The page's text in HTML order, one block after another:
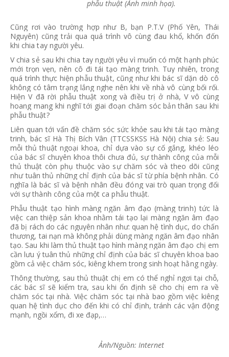
phẫu thuật (Ảnh minh họa).
Cũng rơi vào trường hợp như B, bạn P.T.V (Phố Yên, Thái
Nguyên) cũng trải qua quá trình vô cùng đau khổ, khốn đốn
khi chia tay người yêu.
V chia sẻ sau khi chia tay người yêu vì muốn có một hạnh phúc
mới trọn vẹn, nên cô đi tái tạo màng trinh. Tuy nhiên, trong
quá trình thực hiện phẫu thuật, cũng như khi bác sĩ dặn dò cô
không có tâm trạng lắng nghe nên khi về nhà vô cùng bối rối.
Hiện V đã rời phẫu thuật xong và điều trị ở nhà, V vô cùng
hoang mang khi nghĩ tới giai đoạn chăm sóc bản thân sau khi
phẫu thuật?
Liên quan tới vấn đề chăm sóc sức khỏe sau khi tái tạo màng
trinh, bác sĩ Hà Thị Bích Vân (TTCSSKSS Hà Nội) chia sẻ: Sau
mỗi thủ thuật ngoại khoa, chỉ dựa vào sự cố gắng, khéo léo
của bác sĩ chuyên khoa thôi chưa đủ, sự thành công của mỗi
thủ thuật còn phụ thuộc vào sự chăm sóc và theo dõi cũng
như tuân thủ những chỉ định của bác sĩ từ phía bệnh nhân. Có
nghĩa là bác sĩ và bệnh nhân đều đóng vai trò quan trọng đối
với sự thành công của một ca phẫu thuật.
Phẫu thuật tạo hình màng ngăn âm đạo (màng trinh) tức là
việc can thiệp sản khoa nhằm tái tạo lại màng ngăn âm đạo
đã bị rách do các nguyên nhân như: quan hệ tình dục, do chấn
thương, tai nạn mà không phải dùng màng ngăn âm đạo nhân
tạo. Sau khi làm thủ thuật tạo hình màng ngăn âm đạo chị em
cần lưu ý tuân thủ những chỉ định của bác sĩ chuyên khoa bao
gồm cả việc chăm sóc, kiêng khem trong sinh hoạt hằng ngày.
Thông thường, sau thủ thuật chị em có thể nghỉ ngơi tại chỗ,
các bác sĩ sẽ kiểm tra, sau khi ổn định sẽ cho chị em ra về
chăm sóc tại nhà. Việc chăm sóc tại nhà bao gồm việc kiêng
quan hệ tình dục cho đến khi có chỉ định, tránh các vận động
mạnh, ngồi xổm, đi xe đạp,…
Ảnh/Nguồn: Internet